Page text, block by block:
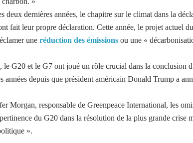
deux dernières années, le chapitre sur le climat dans la
fait leur propre déclaration. Cette année, le projet actuel
une réduction des émissions ou une «
le G20 et le G7 ont joué un rôle crucial dans la conclusion
années depuis que président américain Donald Trump a
Morgan, responsable de Greenpeace International, les
du G20 dans la résolution de la plus grande crise
».